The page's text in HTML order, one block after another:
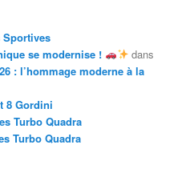
Sportives
se modernise !
dans
: l’hommage moderne à la
8 Gordini
Turbo Quadra
Turbo Quadra